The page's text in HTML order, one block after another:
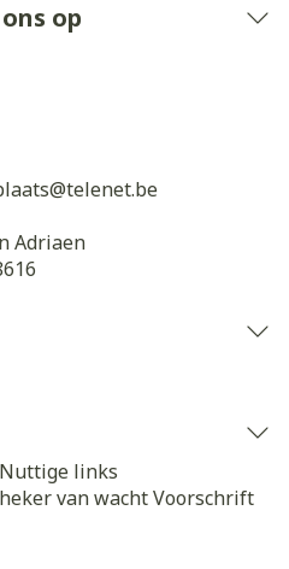
op
telenet.be
Adriaen
Nuttige links
van wachtVoorschrift